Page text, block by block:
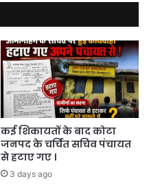
कई शिकायतों के बाद कोटा
जनपद के चर्चित सचिव पंचायत
से हटाए गए ।
3 days ago